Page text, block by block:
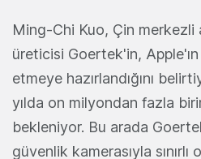
Ming-Chi Kuo, Çin merkezli
üreticisi Goertek'in,
etmeye hazırlandığını
yılda on milyondan fazla
bekleniyor. Bu arada
güvenlik kamerasıyla sınırlı